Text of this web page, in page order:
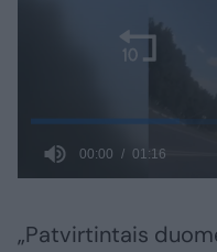
„Patvirtintais